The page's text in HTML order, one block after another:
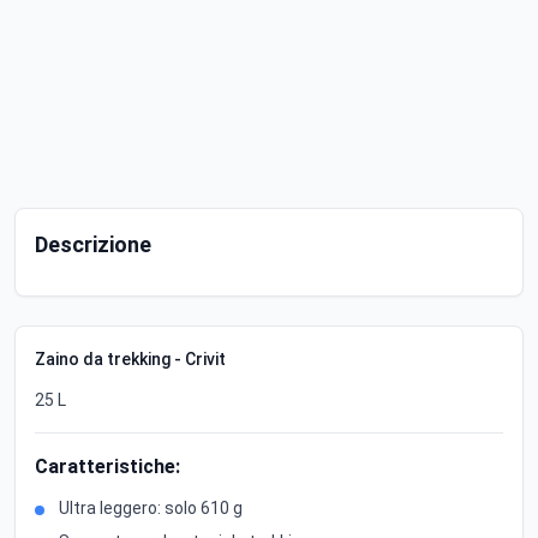
Descrizione
Zaino da trekking - Crivit
25 L
Caratteristiche:
Ultra leggero: solo 610 g